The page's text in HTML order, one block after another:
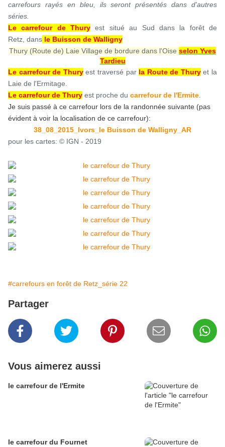
carrefours rayés en bleu, ils seront présentés dans d'autres
séries.
Le carrefour de Thury est situé au Sud dans la forêt de
Retz, dans le Buisson de Walligny
Thury (Route de) Laie Village de bordure dans l'Oise selon Yves
Tardieu
Le carrefour de Thuryest traversé par la Route de Thuryet la
Laie de l'Ermitage.
Le carrefour de Thury est proche du carrefour de l'Ermite
Je suis passé à ce carrefour lors de la randonnée suivante (pas
évident à voir la localisation de ce carrefour):
38_08_2015_Ivors_le Buisson de Walligny_AR
pour les cartes: © IGN - 2019
#carrefours en forêt de Retz_série 22
Partager
Vous aimerez aussi
le carrefour de l'Ermite
le carrefour du Fournet